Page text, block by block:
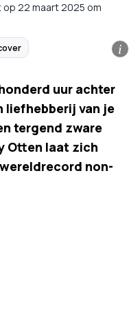
22 maart 2025 om
i
uur achter
liefhebberij van je
tergend zware
Otten laat zich
non-